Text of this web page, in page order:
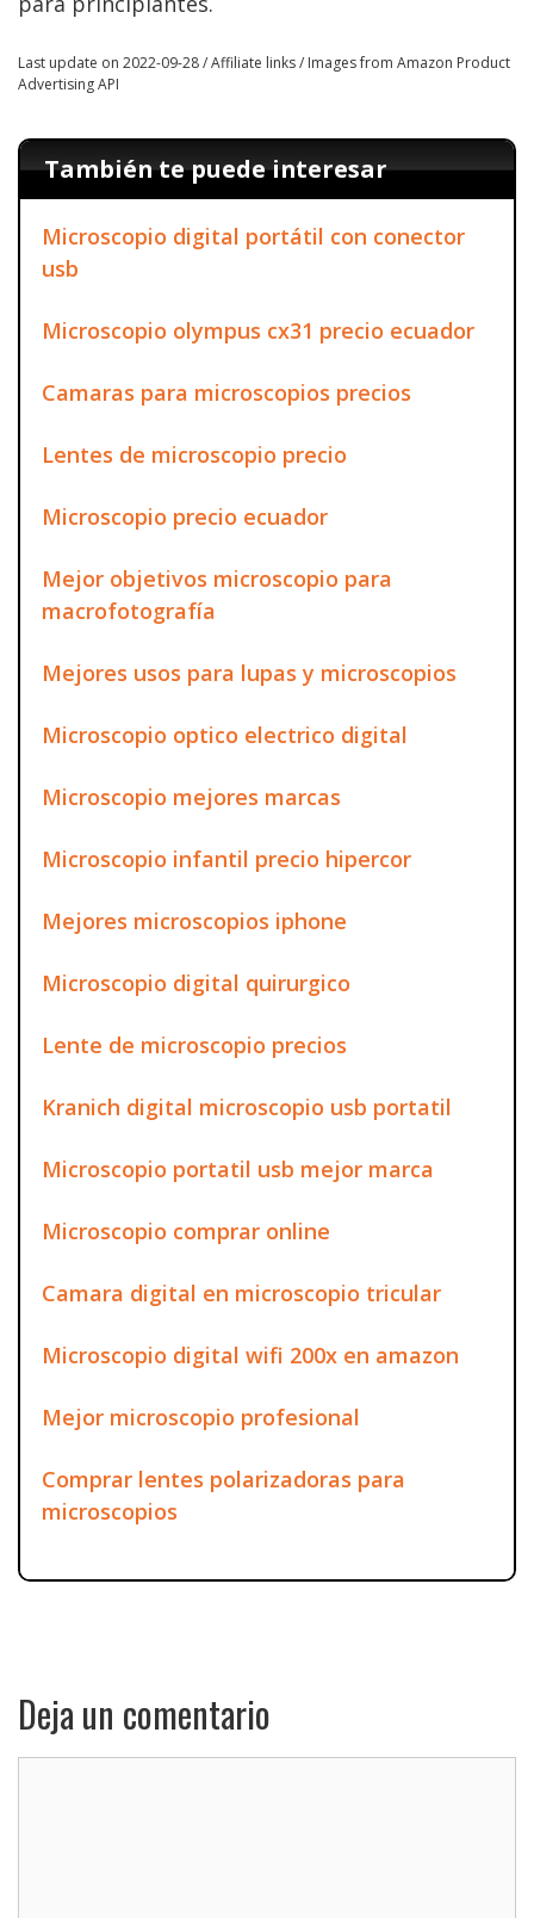
Last update on 2022-09-28 / Affiliate links / Images from Amazon Product
Advertising API
También te puede interesar
Microscopio digital portátil con conector
usb
Microscopio olympus cx31 precio ecuador
Camaras para microscopios precios
Lentes de microscopio precio
Microscopio precio ecuador
Mejor objetivos microscopio para
macrofotografía
Mejores usos para lupas y microscopios
Microscopio optico electrico digital
Microscopio mejores marcas
Microscopio infantil precio hipercor
Mejores microscopios iphone
Microscopio digital quirurgico
Lente de microscopio precios
Kranich digital microscopio usb portatil
Microscopio portatil usb mejor marca
Microscopio comprar online
Camara digital en microscopio tricular
Microscopio digital wifi 200x en amazon
Mejor microscopio profesional
Comprar lentes polarizadoras para
microscopios
Deja un comentario